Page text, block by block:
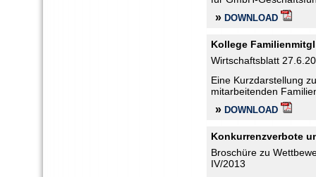
» DOWNLOAD
Kollege
Wirtschaftsblatt
Eine Kurzdarstellung
mitarbeitenden
» DOWNLOAD
Konkurrenzverbote
Broschüre zu
IV/2013